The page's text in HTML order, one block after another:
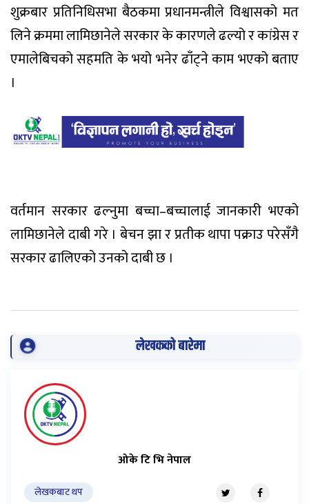
शुक्रबार प्रतिनिधिसभा बैठकमा प्रधानमन्त्रीले विश्वासको मत
लिने क्रममा लामिछानेले सरकार के कारणले ढल्यो र कांग्रेस र
एमालेबिचको सहमति के भयो भनेर ढाँट्ने काम भएको बताए
।
वर्तमान सरकार ढल्नुमा बच्चा–बच्चालाई जानकारी भएको
लामिछानेले दाबी गरे । बेचन झा र प्रतीक थापा पक्राउ परेसँगै
सरकार ढालिएको उनको दाबी छ ।
लेखकको बारेमा
ओके टि भि नेपाल
लेखकबाट थप